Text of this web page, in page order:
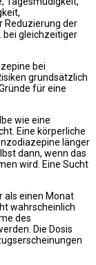
Reduzierung der
bei gleichzeitiger
bei
grundsätzlich
für eine
wie eine
Eine körperliche
länger
dann, wenn das
wird. Eine Sucht
als einen Monat
wahrscheinlich
des
Die Dosis